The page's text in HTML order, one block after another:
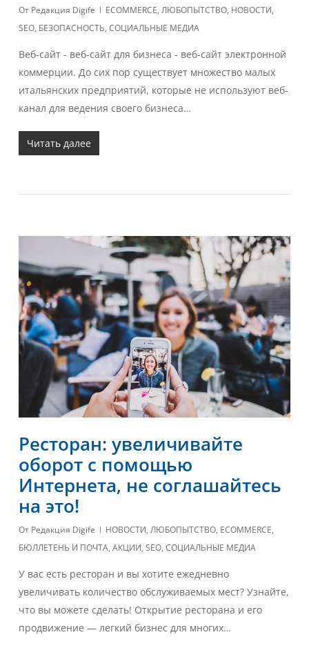
От Редакция Digife ECOMMERCE, ЛЮБОПЫТСТВО, НОВОСТИ,
SEO, БЕЗОПАСНОСТЬ, СОЦИАЛЬНЫЕ МЕДИА
Веб-сайт - веб-сайт для бизнеса - веб-сайт электронной
коммерции. До сих пор существует множество малых
итальянских предприятий, которые не используют веб-
канал для ведения своего бизнеса…
Читать далее
Ресторан: увеличивайте
оборот с помощью
Интернета, не соглашайтесь
на это!
От Редакция Digife НОВОСТИ, ЛЮБОПЫТСТВО, ECOMMERCE,
БЮЛЛЕТЕНЬ И ПОЧТА, АКЦИИ, SEO, СОЦИАЛЬНЫЕ МЕДИА
У вас есть ресторан и вы хотите ежедневно
увеличивать количество обслуживаемых мест? Узнайте,
что вы можете сделать! Открытие ресторана и его
продвижение — легкий бизнес для многих…